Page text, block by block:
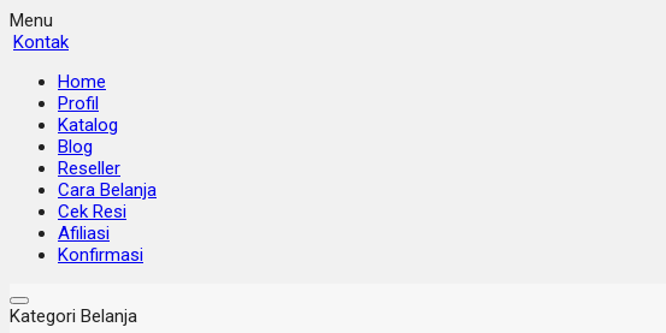
Menu
Kontak
Home
Profil
Katalog
Blog
Reseller
Cara Belanja
Cek Resi
Afiliasi
Konfirmasi
Kategori Belanja